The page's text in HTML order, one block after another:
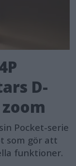
D-
Pocket-serie
som gör att
funktioner.